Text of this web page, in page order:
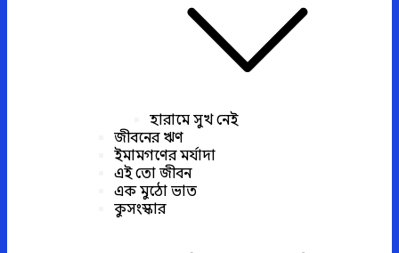
হারামে সুখ নেই
জীবনের ঋণ
ইমামগণের মর্যাদা
এই তো জীবন
এক মুঠো ভাত
কুসংস্কার